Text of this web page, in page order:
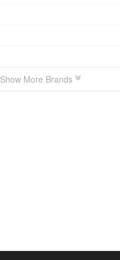
Show More Brands